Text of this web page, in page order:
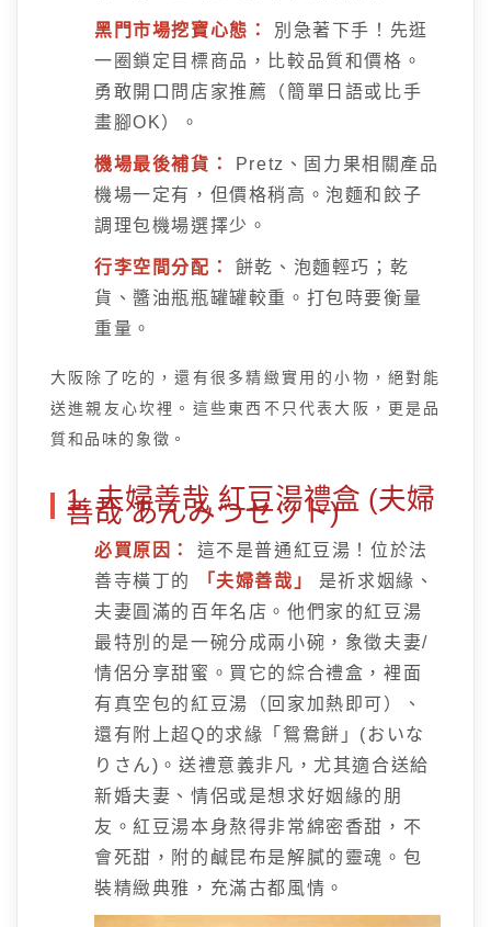
黑門市場挖寶心態：
別急著下手！先逛
一圈鎖定目標商品，比較品質和價格。
勇敢開口問店家推薦（簡單日語或比手
畫腳OK）。
機場最後補貨：
Pretz、固力果相關產品
機場一定有，但價格稍高。泡麵和餃子
調理包機場選擇少。
行李空間分配：
餅乾、泡麵輕巧；乾
貨、醬油瓶瓶罐罐較重。打包時要衡量
重量。
大阪除了吃的，還有很多精緻實用的小物，絕對能
送進親友心坎裡。這些東西不只代表大阪，更是品
質和品味的象徵。
1. 夫婦善哉 紅豆湯禮盒 (夫婦
善哉 あんみつセット)
必買原因：
這不是普通紅豆湯！位於法
善寺橫丁的
「夫婦善哉」
是祈求姻緣、
夫妻圓滿的百年名店。他們家的紅豆湯
最特別的是一碗分成兩小碗，象徵夫妻/
情侶分享甜蜜。買它的綜合禮盒，裡面
有真空包的紅豆湯（回家加熱即可）、
還有附上超Q的求緣「鴛鴦餅」(おいな
りさん)。送禮意義非凡，尤其適合送給
新婚夫妻、情侶或是想求好姻緣的朋
友。紅豆湯本身熬得非常綿密香甜，不
會死甜，附的鹹昆布是解膩的靈魂。包
裝精緻典雅，充滿古都風情。